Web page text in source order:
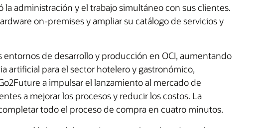
administración y el trabajo simultáneo con sus clientes.
on-premises y ampliar su catálogo de servicios y
de desarrollo y producción en OCI, aumentando
artificial para el sector hotelero y gastronómico,
a impulsar el lanzamiento al mercado de
a mejorar los procesos y reducir los costos. La
todo el proceso de compra en cuatro minutos.